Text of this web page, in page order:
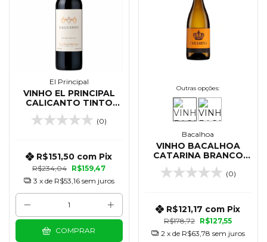
El Principal
VINHO EL PRINCIPAL
CALICANTO TINTO
BLEND 750 ML
(0)
R$234,04 R$159,47
R$151,50 com Pix
3 x de R$53,16 sem juros
COMPRAR
Outras opções:
Bacalhoa
VINHO BACALHOA
CATARINA BRANCO
750 ML
(0)
R$178,72 R$127,55
R$121,17 com Pix
2 x de R$63,78 sem juros